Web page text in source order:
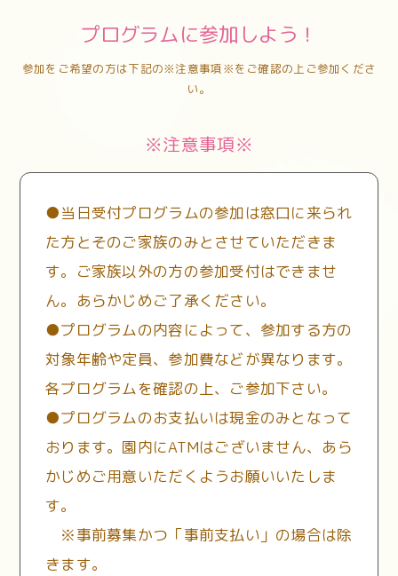
プログラムに参加しよう！
参加をご希望の方は下記の※注意事項※をご確認の上ご参加くださ
い。
※注意事項※
●当日受付プログラムの参加は窓口に来られ
た方とそのご家族のみとさせていただきま
す。
ご家族以外の方の参加受付はできませ
ん。あらかじめご了承ください。
●プログラムの内容によって、参加する方の
対象年齢や定員、参加費などが異なります。
各プログラムを確認の上、ご参加下さい。
●プログラムのお支払いは現金のみとなって
おります。 園内にATMはございません、あら
かじめご用意いただくようお願いいたしま
す。
※事前募集かつ「事前支払い」の場合は除
きます。